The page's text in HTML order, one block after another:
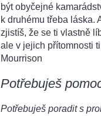
být obyčejné
k druhému třeba láska.
zjistíš, že se ti vlastně
ale v jejich přítomnosti
Mourrison
Potřebuješ
Potřebuješ poradit s